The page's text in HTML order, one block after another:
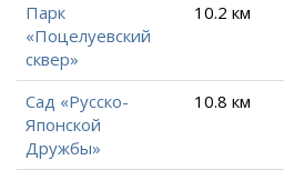
Парк
«Поцелуевский
сквер»
10.2 км
Сад «Русско-
Японской
Дружбы»
10.8 км